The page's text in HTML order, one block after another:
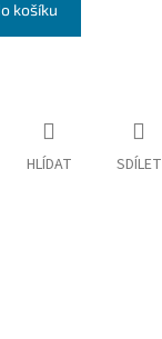
košíku
HLÍDAT SDÍLET